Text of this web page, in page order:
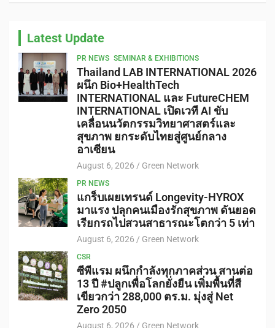
Latest Update
PR NEWS SEMINAR & EXHIBITIONS
Thailand LAB INTERNATIONAL 2026
ผนึก Bio+HealthTech
INTERNATIONAL และ FutureCHEM
INTERNATIONAL เปิดเวที AI ขับ
เคลื่อนนวัตกรรมวิทยาศาสตร์และ
สุขภาพ ยกระดับไทยสู่ศูนย์กลาง
อาเซียน
August 6, 2026 Green Network
PR NEWS
แกร็บเผยเทรนด์ Longevity-HYROX
มาแรง ปลุกคนเมืองรักสุขภาพ ดันยอด
เรียกรถไปสวนสาธารณะโตกว่า 5 เท่า
August 6, 2026 Green Network
CSR
ซีพีแรม ผนึกกำลังทุกภาคส่วน สานต่อ
13 ปี #ปลูกเพื่อโลกยั่งยืน เพิ่มพื้นที่สี
เขียวกว่า 288,000 ตร.ม. มุ่งสู่ Net
Zero 2050
August 6, 2026 Green Network